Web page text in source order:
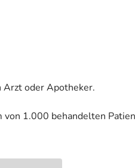
Arzt oder Apotheker.
1.000 behandelten